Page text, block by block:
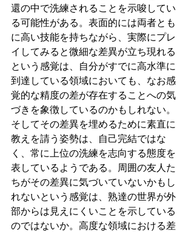
還の中で洗練されることを示唆してい
る可能性がある。表面的には両者とも
に高い技能を持ちながら、実際にプレ
イしてみると微細な差異が立ち現れる
という感覚は、自分がすでに高水準に
到達している領域においても、なお感
覚的な精度の差が存在することへの気
づきを象徴しているのかもしれない。
そしてその差異を埋めるために素直に
教えを請う姿勢は、自己完結ではな
く、常に上位の洗練を志向する態度を
表しているようである。周囲の友人た
ちがその差異に気づいていないかもし
れないという感覚は、熟達の世界が外
部からは見えにくいことを示している
のではないか。高度な領域における差